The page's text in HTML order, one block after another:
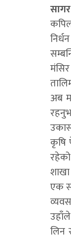
अब
कृषि
एक
लिन